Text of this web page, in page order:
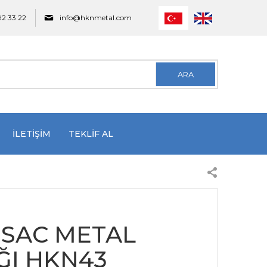
33 22 info@hknmetal.com
ARA
İLETİŞİM TEKLİF AL
METAL
HKN43